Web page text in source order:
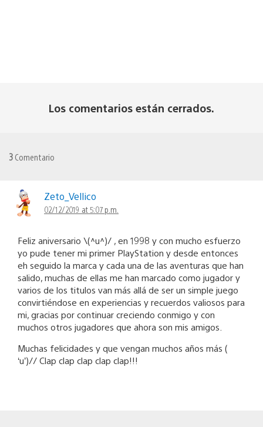
Los comentarios están cerrados.
3 Comentario
Zeto_Vellico
02/12/2019 at 5:07 p.m.
Feliz aniversario \(^u^)/ , en 1998 y con mucho esfuerzo
yo pude tener mi primer PlayStation y desde entonces
eh seguido la marca y cada una de las aventuras que han
salido, muchas de ellas me han marcado como jugador y
varios de los titulos van más allá de ser un simple juego
convirtiéndose en experiencias y recuerdos valiosos para
mi, gracias por continuar creciendo conmigo y con
muchos otros jugadores que ahora son mis amigos.
Muchas felicidades y que vengan muchos años más (
‘u’)// Clap clap clap clap clap!!!